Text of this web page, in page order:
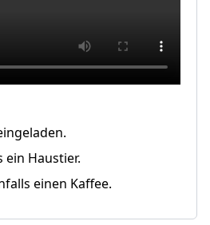
ein Haustier.
einen Kaffee.